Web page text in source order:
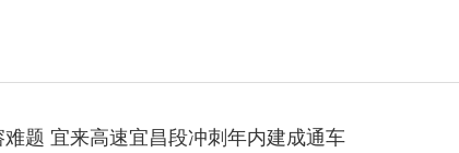
题 宜来高速宜昌段冲刺年内建成通车